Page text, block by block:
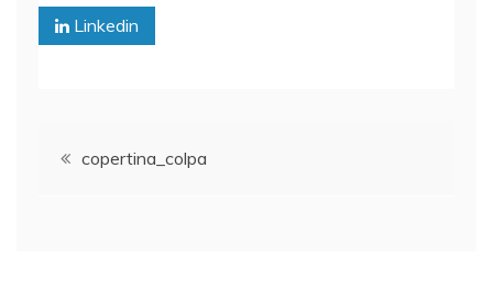
Linkedin
Postcopertina_colpa